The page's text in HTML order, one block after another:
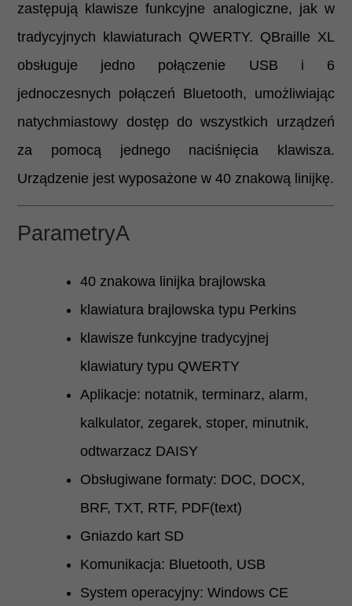
zastępują klawisze funkcyjne analogiczne, jak w
tradycyjnych klawiaturach QWERTY. QBraille XL
obsługuje jedno połączenie USB i 6
jednoczesnych połączeń Bluetooth, umożliwiając
natychmiastowy dostęp do wszystkich urządzeń
za pomocą jednego naciśnięcia klawisza.
Urządzenie jest wyposażone w 40 znakową linijkę.
ParametryA
40 znakowa linijka brajlowska
klawiatura brajlowska typu Perkins
klawisze funkcyjne tradycyjnej
klawiatury typu QWERTY
Aplikacje: notatnik, terminarz, alarm,
kalkulator, zegarek, stoper, minutnik,
odtwarzacz DAISY
Obsługiwane formaty: DOC, DOCX,
BRF, TXT, RTF, PDF(text)
Gniazdo kart SD
Komunikacja: Bluetooth, USB
System operacyjny: Windows CE